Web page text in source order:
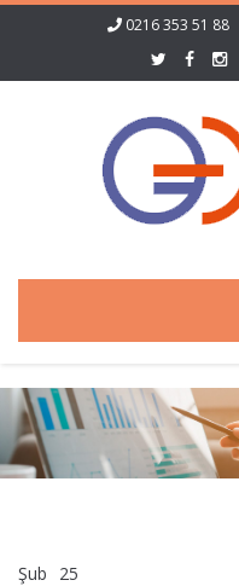
0216 353 51 88
Şub 25